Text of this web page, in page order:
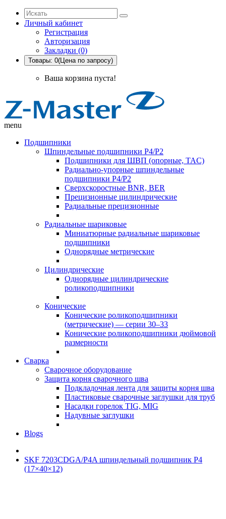
Личный кабинет
Регистрация
Авторизация
Закладки (0)
Товары: 0(Цена по запросу)
Ваша корзина пуста!
menu
Подшипники
Шпиндельные подшипники P4/P2
Подшипники для ШВП (опорные, TAC)
Радиально-упорные шпиндельные
подшипники P4/P2
Сверхскоростные BNR, BER
Прецизионные цилиндрические
Радиальные прецизионные
Радиальные шариковые
Миниатюрные радиальные шариковые
подшипники
Однорядные метрические
Цилиндрические
Однорядные цилиндрические
роликоподшипники
Конические
Конические роликоподшипники
(метрические) — серии 30–33
Конические роликоподшипники дюймовой
размерности
Сварка
Сварочное оборудование
Защита корня сварочного шва
Подкладочная лента для защиты корня шва
Пластиковые сварочные заглушки для труб
Насадки горелок TIG, MIG
Надувные заглушки
Blogs
SKF 7203CDGA/P4A шпиндельный подшипник P4
(17×40×12)